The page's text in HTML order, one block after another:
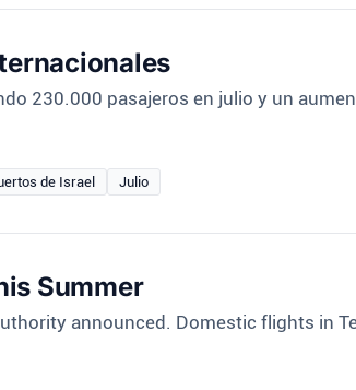
230.000 pasajeros en julio y un
de Israel Julio
Summer
announced. Domestic flights in